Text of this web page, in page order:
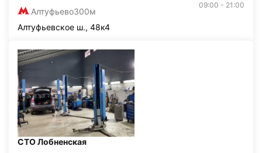
Алтуфьево300м
09:00 - 21:00
Алтуфьевское ш., 48к4
СТО Лобненская